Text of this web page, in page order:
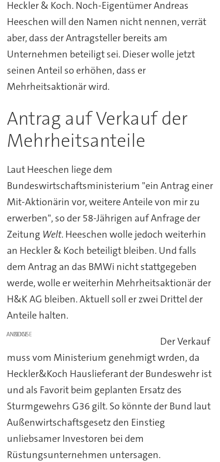
Heckler & Koch. Noch-Eigentümer Andreas
Heeschen will den Namen nicht nennen, verrät
aber, dass der Antragsteller bereits am
Unternehmen beteiligt sei. Dieser wolle jetzt
seinen Anteil so erhöhen, dass er
Mehrheitsaktionär wird.
Antrag auf Verkauf der
Mehrheitsanteile
Laut Heeschen liege dem
Bundeswirtschaftsministerium "ein Antrag einer
Mit-Aktionärin vor, weitere Anteile von mir zu
erwerben", so der 58-Jährigen auf Anfrage der
Zeitung Welt. Heeschen wolle jedoch weiterhin
an Heckler & Koch beteiligt bleiben. Und falls
dem Antrag an das BMWi nicht stattgegeben
werde, wolle er weiterhin Mehrheitsaktionär der
H&K AG bleiben. Aktuell soll er zwei Drittel der
Anteile halten.
ANZEIGE
Der Verkauf
muss vom Ministerium genehmigt wrden, da
Heckler&Koch Hauslieferant der Bundeswehr ist
und als Favorit beim geplanten Ersatz des
Sturmgewehrs G36 gilt. So könnte der Bund laut
Außenwirtschaftsgesetz den Einstieg
unliebsamer Investoren bei dem
Rüstungsunternehmen untersagen.